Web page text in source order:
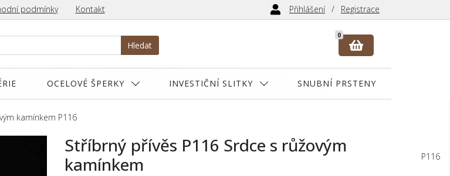
podmínky Kontakt Přihlášení Registrace
Hledat
0
OCELOVÉ ŠPERKY INVESTIČNÍ SLITKY SNUBNÍ PRSTENY
kamínkem P116
Stříbrný přívěs P116 Srdce s růžovým
kamínkem
P116